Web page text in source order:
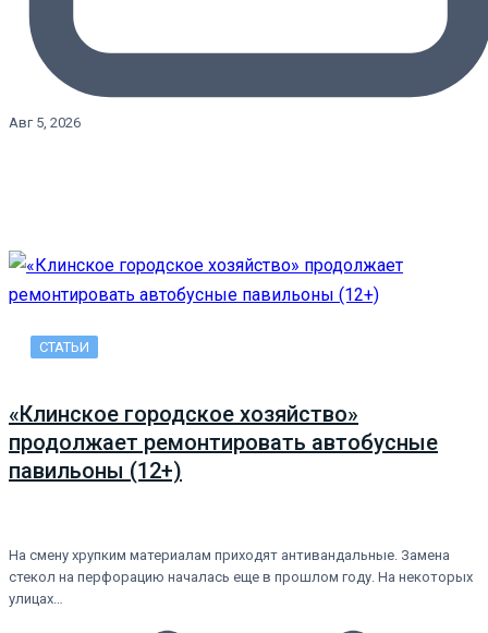
Авг 5, 2026
СТАТЬИ
«Клинское городское хозяйство»
продолжает ремонтировать автобусные
павильоны (12+)
На смену хрупким материалам приходят антивандальные. Замена
стекол на перфорацию началась еще в прошлом году. На некоторых
улицах…